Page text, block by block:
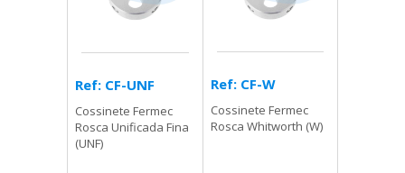
Ref: CF-UNF
Cossinete Fermec
Rosca Unificada Fina
(UNF)
Ref: CF-W
Cossinete Fermec
Rosca Whitworth (W)